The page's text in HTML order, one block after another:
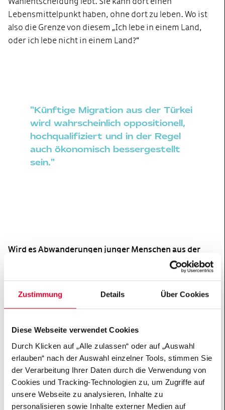
Zustimmung Details Über Cookies
Diese Webseite verwendet Cookies
Durch Klicken auf „Alle zulassen“ oder auf „Auswahl
erlauben“ nach der Auswahl einzelner Tools, stimmen Sie
der Verarbeitung Ihrer Daten durch die Verwendung von
Cookies und Tracking-Technologien zu, um Zugriffe auf
unsere Webseite zu analysieren, Inhalte zu
personalisieren sowie Inhalte externer Medien auf
Lebensmittelpunkt haben, ohne dort zu leben. Wo ist
also die Grenze von diesem „Ich lebe in einem Land,
oder ich lebe nicht in einem Land?“
"Künftige Migration aus der Türkei
wird wahrscheinlich oppositionell,
hochqualifiziert und in der Regel
auch ökonomisch bessergestellt
sein."
Wird es Abwanderungen junger Menschen aus der
Türkei nach Deutschland oder in andere europäische
Länder geben, weil sie dort eher ihre Zukunft sehen?
Die Wahl wurde schon vor dem Urnengang von der
Regierungsseite und der Opposition, aber auch von
beschrieben. Eine aktuelle Studie des Deutschen
Zentrums für Integrations- und Migrationsforschung
von Dr. Zeynep Yanaşmayan, Dr. Cihan Sinanoğlu und
weiteren Kolleginnen und Kollegen bestätigt das
ebenfalls. Das heißt, auf allen Seiten war das Gefühl
vorherrschend: Hier geht es um alles. Für viele
Oppositionelle galt: „Wenn Präsident Erdogan noch